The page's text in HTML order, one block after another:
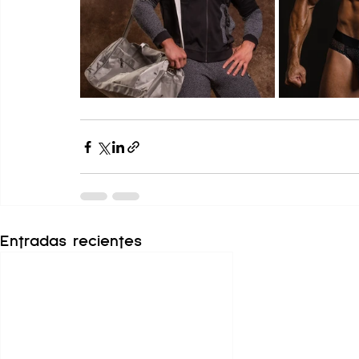
Entradas recientes